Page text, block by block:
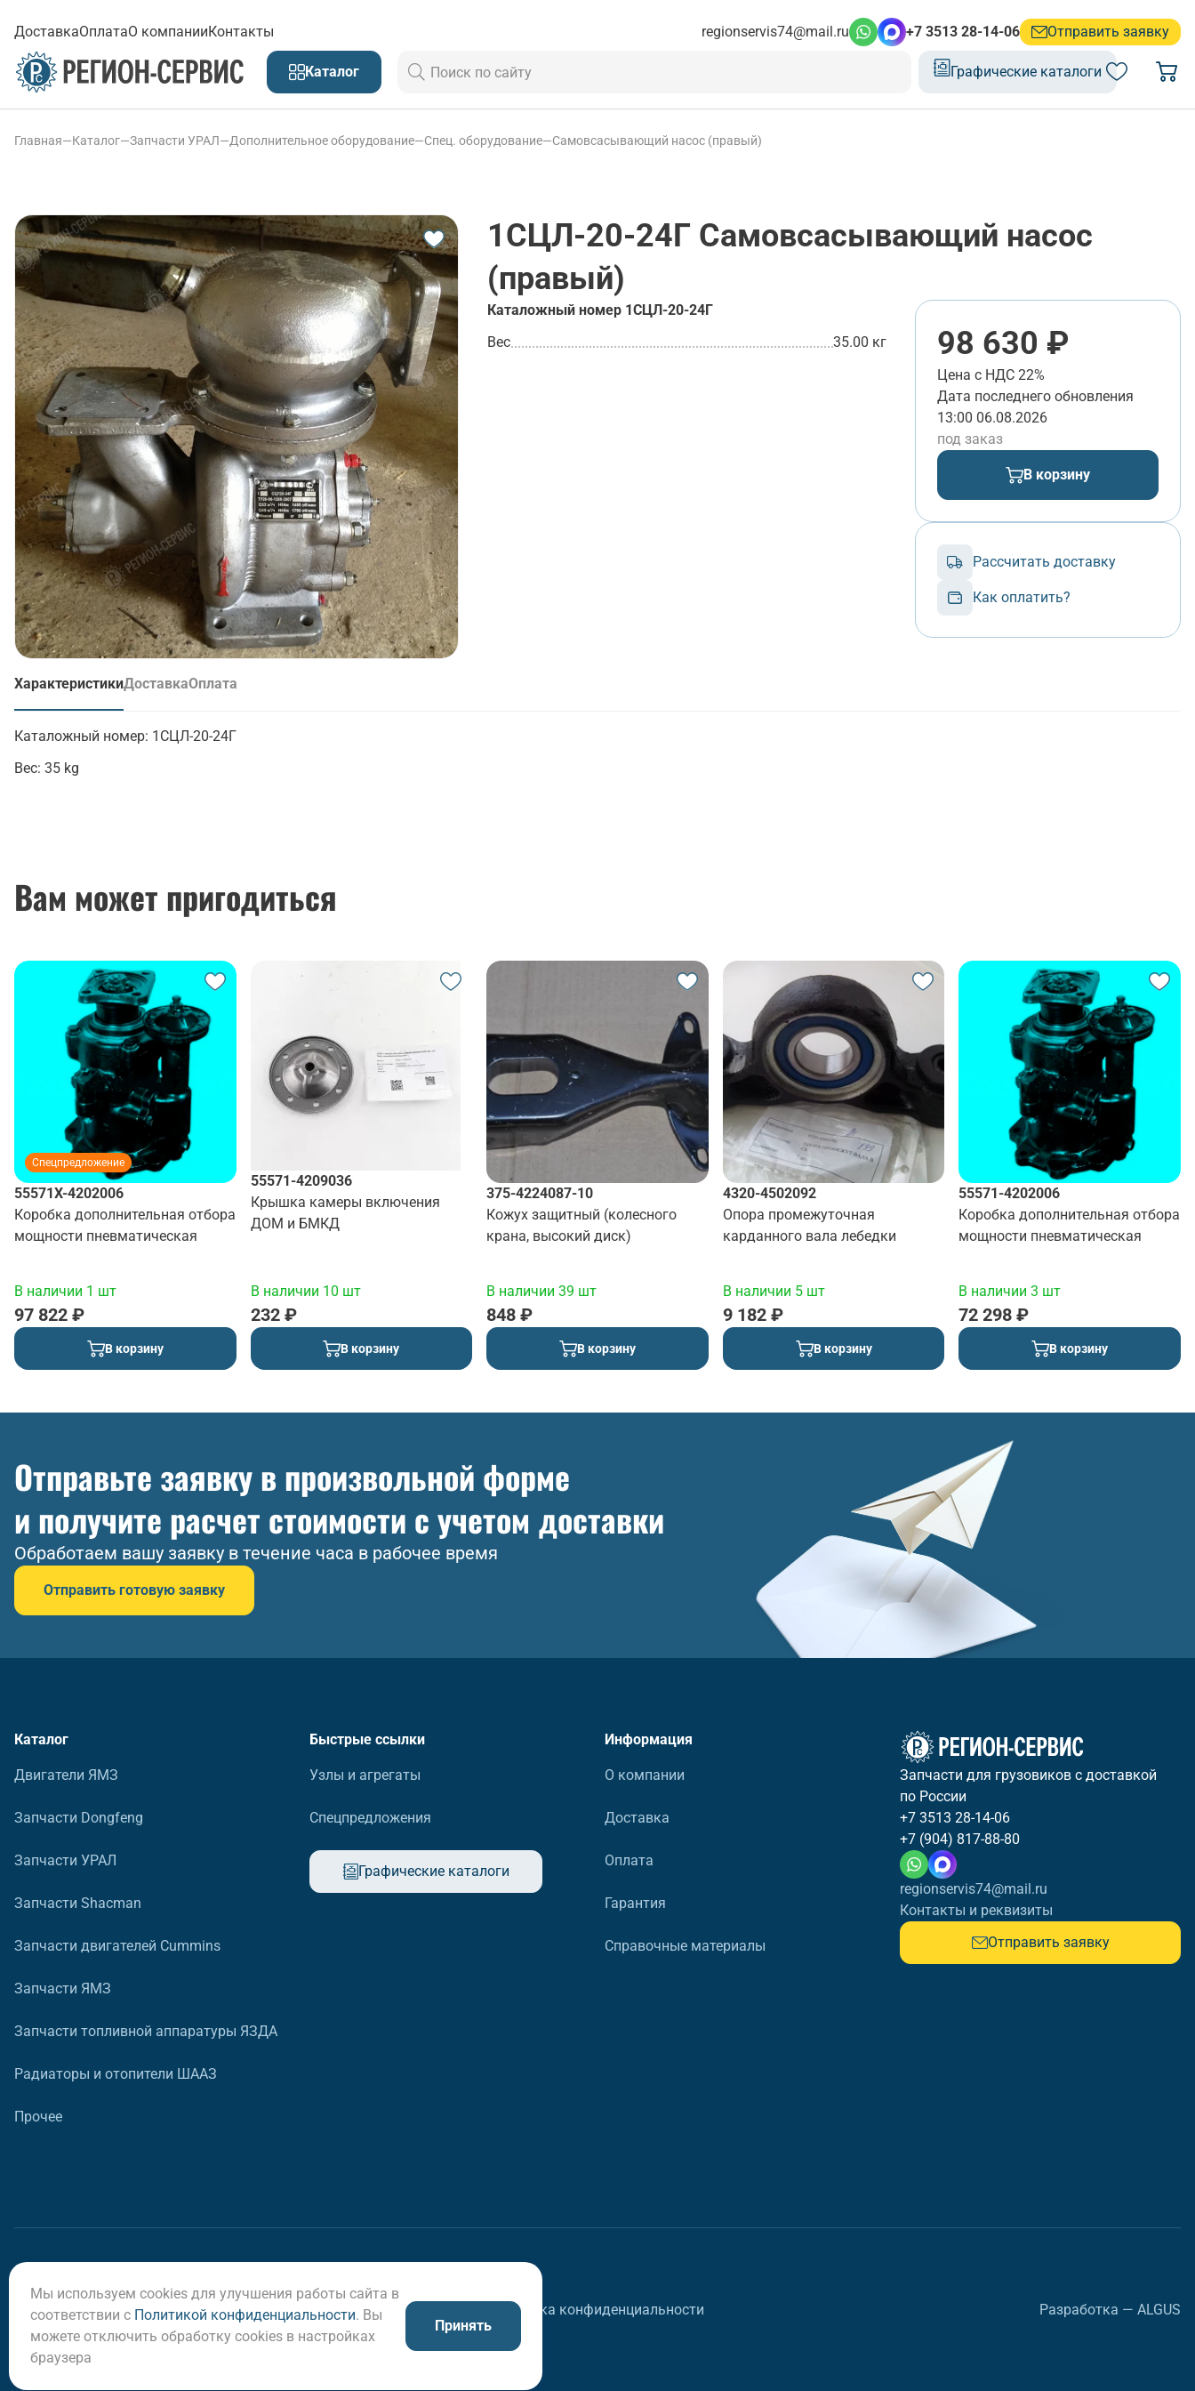
ДоставкаОплатаО компанииКонтакты regionservis74@mail.ru +7 3513 28-14-06 Отправить заявку
Каталог Графические каталоги
Главная—Каталог—Запчасти УРАЛ—Дополнительное оборудование—Спец. оборудование—Самовсасывающий насос (правый)
1СЦЛ-20-24Г Самовсасывающий насос
(правый)
Каталожный номер 1СЦЛ-20-24Г
Вес
35.00 кг 98 630 ₽
Цена с НДС 22%
Дата последнего обновления
13:00 06.08.2026
под заказ
В корзину
Рассчитать доставку
Как оплатить?
Характеристики
(активная вкладка)
ДоставкаОплата
Каталожный номер: 1СЦЛ-20-24Г
Вес: 35 kg
Вам может пригодиться
Спецпредложение
55571Х-4202006
Коробка дополнительная отбора
мощности пневматическая
В наличии 1 шт
97 822 ₽
В корзину
55571-4209036
Крышка камеры включения
ДОМ и БМКД
В наличии 10 шт
232 ₽
В корзину
375-4224087-10
Кожух защитный (колесного
крана, высокий диск)
В наличии 39 шт
848 ₽
В корзину
4320-4502092
Опора промежуточная
карданного вала лебедки
В наличии 5 шт
9 182 ₽
В корзину
55571-4202006
Коробка дополнительная отбора
мощности пневматическая
В наличии 3 шт
72 298 ₽
В корзину
Отправьте заявку в произвольной форме
и получите расчет стоимости с учетом доставки
Обработаем вашу заявку в течение часа в рабочее время
Отправить готовую заявку
Каталог
Двигатели ЯМЗ
Запчасти Dongfeng
Запчасти УРАЛ
Запчасти Shacman
Запчасти двигателей Cummins
Запчасти ЯМЗ
Запчасти топливной аппаратуры ЯЗДА
Радиаторы и отопители ШААЗ
Прочее
Быстрые ссылки
Узлы и агрегаты
Спецпредложения
Графические каталоги
Информация
О компании
Доставка
Оплата
Гарантия
Справочные материалы
Запчасти для грузовиков с доставкой
по России
+7 3513 28-14-06
+7 (904) 817-88-80
regionservis74@mail.ru
Контакты и реквизиты
Отправить заявку
© ООО «Регион-Сервис», 2026 Политика конфиденциальности Разработка — ALGUS
Мы используем cookies для улучшения работы сайта в
соответствии с Политикой конфиденциальности. Вы
можете отключить обработку cookies в настройках
браузера
Принять